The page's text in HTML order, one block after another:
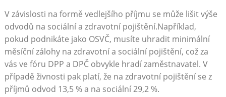
V závislosti na formě vedlejšího příjmu ‌se může lišit‍ výše⁤
odvodů na sociální ⁤a zdravotní pojištění.Například,
pokud⁢ podnikáte jako OSVČ,‌ musíte uhradit minimální
měsíční zálohy ⁤na zdravotní⁣ a sociální pojištění, což za
vás ve fóru DPP a DPČ ⁣obvykle hradí zaměstnavatel. V
případě ⁤živnosti‍ pak platí,‌ že na⁣ zdravotní pojištění se z
‌příjmů odvod 13,5 % ​a na sociální⁢ 29,2 %.